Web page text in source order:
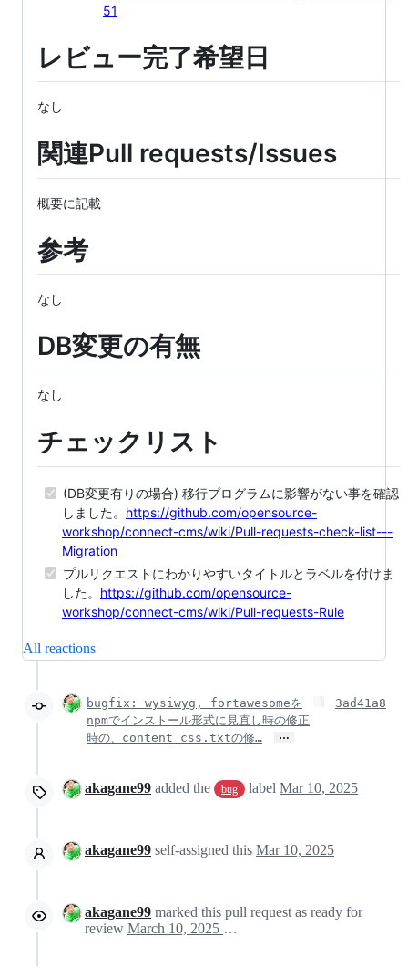
51
レビュー完了希望日
なし
関連Pull requests/Issues
概要に記載
参考
なし
DB変更の有無
なし
チェックリスト
(DB変更有りの場合) 移行プログラムに影響がない事を確認
しました。 https://github.com/opensource-
workshop/connect-cms/wiki/Pull-requests-check-list---
Migration
プルリクエストにわかりやすいタイトルとラベルを付けま
した。 https://github.com/opensource-
workshop/connect-cms/wiki/Pull-requests-Rule
All reactions
bugfix: wysiwyg, fortawesomeを
npmでインストール形式に見直し時の修正
時の、content_css.txtの修…
…
3ad41a8
akagane99 added the bug label Mar 10, 2025
akagane99 self-assigned this Mar 10, 2025
akagane99 marked this pull request as ready for
review
March 10, 2025 05:39